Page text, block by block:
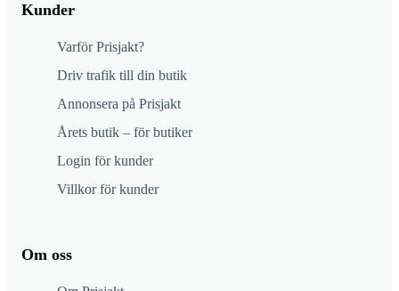
Kunder
Varför Prisjakt?
Driv trafik till din butik
Annonsera på Prisjakt
Årets butik – för butiker
Login för kunder
Villkor för kunder
Om oss